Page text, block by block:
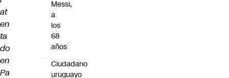
at
en
ta
do
en
Pa
Messi,
a
los
68
años
Ciudadano
uruguayo